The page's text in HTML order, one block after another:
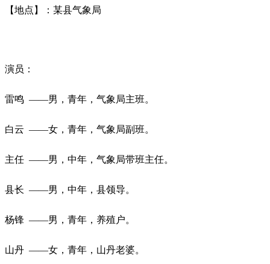
【地点】：某县气象局
演员：
雷鸣 ——男，青年，气象局主班。
白云 ——女，青年，气象局副班。
主任 ——男，中年，气象局带班主任。
县长 ——男，中年，县领导。
杨锋 ——男，青年，养殖户。
山丹 ——女，青年，山丹老婆。